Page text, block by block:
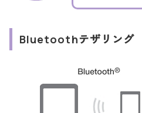
Bluetoothテザリング